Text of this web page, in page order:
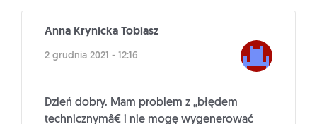
Anna Krynicka Tobiasz
2 grudnia 2021 - 12:16
Dzień dobry. Mam problem z „błędem
technicznymâ€ i nie mogę wygenerować